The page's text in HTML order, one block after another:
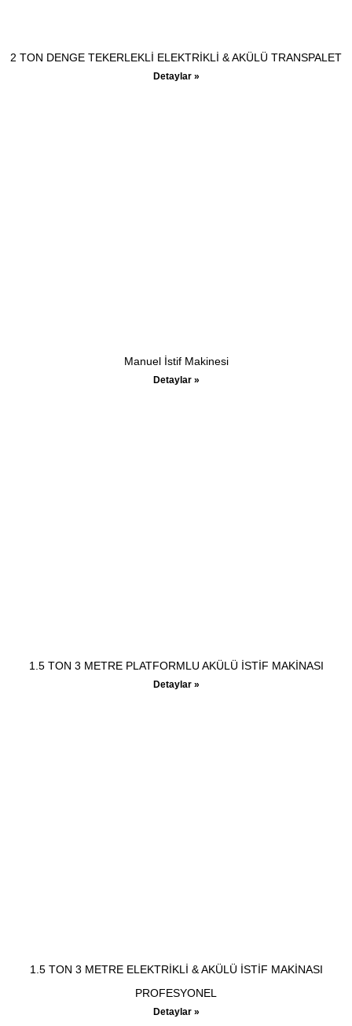
2 TON DENGE TEKERLEKLİ ELEKTRİKLİ & AKÜLÜ TRANSPALET
Detaylar »
Manuel İstif Makinesi
Detaylar »
1.5 TON 3 METRE PLATFORMLU AKÜLÜ İSTİF MAKİNASI
Detaylar »
1.5 TON 3 METRE ELEKTRİKLİ & AKÜLÜ İSTİF MAKİNASI
PROFESYONEL
Detaylar »